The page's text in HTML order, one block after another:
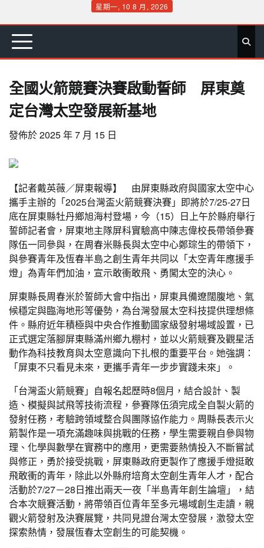
content
星期一, 10 8 月, 2026
首 要 娛 生 社 文 公 運 旅 政 地 專
全國火箭競賽決賽啟動誓師 屏東奠
定台灣太空發展新基地
發佈於2025 年 7 月 15 日
【記者戴英薇／屏東報導】 由屏東縣政府與國家太空中心
攜手主辦的「2025台灣盃火箭競賽決賽」即將於7/25-27日
底在屏東縣牡丹鄉旭海村登場，今（15）日上午於縣府舉行
誓師記者會，屏東地主隊屏科實驗高中陳志偉校長帶領參賽
隊伍一同參與，在周春米縣長與太空中心鄭琮生的帶領下，
與參賽青年及恆春半島之創生青年共同以「太空青年應援手
燈」為青年們加油，宣示敢衝敢飛、勇闖太空的決心。
屏東縣長周春米於誓師大會中指出，屏東具備遼闊腹地、氣
候穩定與臨海地形等優勢，為台灣發展太空科技提供理想條
件。縣府近年積極與中央合作推動國家級發射場域設置，已
正式選定落腳屏東縣滿州鄉九棚村，並以火箭競賽及觀星活
動作為科技教育與太空意識向下扎根的重要平台。她強調：
「屏東不只看見未來，更攜手青年一步步實踐未來」。
「台灣盃火箭競賽」自報名起歷時8個月，結合設計、製
造、模擬與試飛等技術流程，參賽隊伍須完成全自製火箭的
發射任務，考驗跨領域整合與團隊協作能力。周縣長表示火
箭製作是一項充滿趣味與挑戰的任務，學生需要親自參與物
理、化學與數學在實務中的應用，更需要熱情投入不斷嘗試
與修正，勇於接受挑戰，屏東縣政府更製作了應援手燈挺敢
飛敢衝的青年，除此以外縣府培育太空創生青年人才，配合
活動於7/27－28日推出兩天一夜「半島青年創生論壇」，結
合本次競賽活動，將帶領百位青年至多元場域創生走讀，親
觀火箭發射及決賽展覽，共同見證台灣太空發展，激發太空
探索熱情，發展恆春太空創生的可能契機。